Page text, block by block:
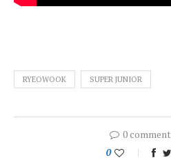
RYEOWOOK SUPER JUNIOR
0 comment
0